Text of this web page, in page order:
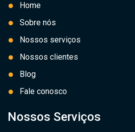
Home
Sobre nós
Nossos serviços
Nossos clientes
Blog
Fale conosco
Nossos Serviços